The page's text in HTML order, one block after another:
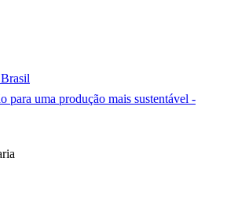
para uma produção mais sustentável -